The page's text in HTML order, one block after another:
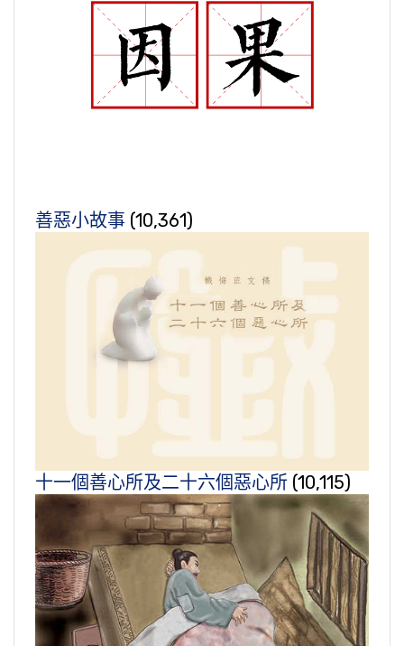
善惡小故事 (10,361)
十一個善心所及二十六個惡心所 (10,115)